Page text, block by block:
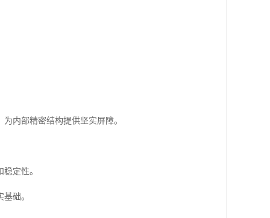
内部精密结构提供坚实屏障。
定性。
础。